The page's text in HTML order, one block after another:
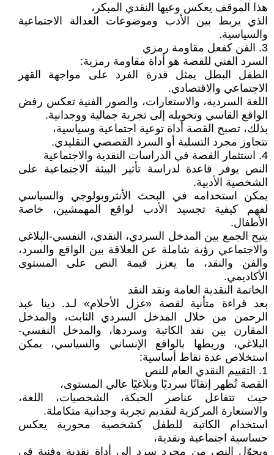
هذا الموقف يعكس وعيها النقدي المبكر،
الذي يربط بين الأدب وموضوعات العدالة الاجتماعية
والسياسية.
3. الفن كفعل مقاومة رمزي
السرد الفني للقصة هو أداة مقاومة رمزية:
الطفل البطل يمثل قدرة الفرد على مواجهة القهر
الاجتماعي والاقتصادي.
اللغة السردية، والاستعارات، والصور الفنية تعكس رفض
الواقع القاسي وتحويله إلى تجربة جمالية ووجدانية.
بذلك، تصبح القصة أداة توعية اجتماعية وسياسية،
تتجاوز مجرد التسلية أو السرد القصصي التقليدي.
4. استثمار القصة في الدراسات النقدية والاجتماعية
النص يوفر قاعدة لدراسة تأثير البيئة الاجتماعية على
الشخصية الأدبية.
يمكن استخدامه في البحث الأنثروبولوجي والسياسي
لفهم كيفية تجسيد الأدب لواقع المهمشين، خاصة
الأطفال.
يتيح الجمع بين المدخل السردي، النقدي، النفسي-البلاغي
والاجتماعي رؤية شاملة عن العلاقة بين الواقع والسرد،
والفن والنقد، ما يعزز قيمة النص على المستوى
الأكاديمي.
الخاتمة النقدية العامة ونقد النقد
بعد قراءة متأنية لقصة «غزل الأحلام» لـد. دينا عبد
الرحمن من خلال المدخل السردي الثابت، والمدخل
المقارن بين نقد الكاتبة وسردها، والمدخل النفسي-
البلاغي، وربطها بالواقع الإنساني والسياسي، يمكن
استخلاص عدة نقاط أساسية:
1. التقييم النقدي العام للنص
القصة تُظهر إتقانًا سرديًا وبلاغيًا عالي المستوى،
حيث تتفاعل عناصر الحبكة، الشخصيات، اللغة،
والاستعارة المركزية لتقديم تجربة وجدانية متكاملة.
استخدام الكاتبة للطفل كشخصية محورية يعكس
حساسية اجتماعية ونقدية،
ويحوّل النص من مجرد سرد إلى أداة نقدية وفنية في